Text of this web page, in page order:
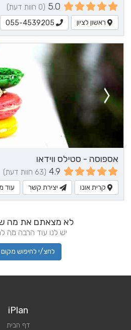
5.0 (0 חוות דעת)
ראשון לציון 055-4539205
אספוסה - סטילס ווידאו
4.9 (63 חוות דעת)
קרית אונו יצירת קשר עוד
לא מצאתם את מה
יש לנו עוד הרבה מה
לחצ/י לחיפוש מקום
iPlan
דף הבית